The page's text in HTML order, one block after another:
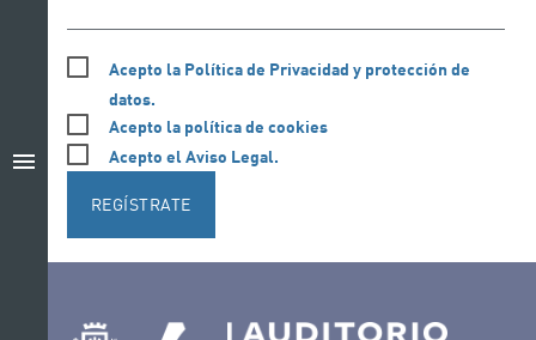
menu
Acepto la Política de Privacidad y protección de
datos.
Acepto la política de cookies
Acepto el Aviso Legal.
REGÍSTRATE